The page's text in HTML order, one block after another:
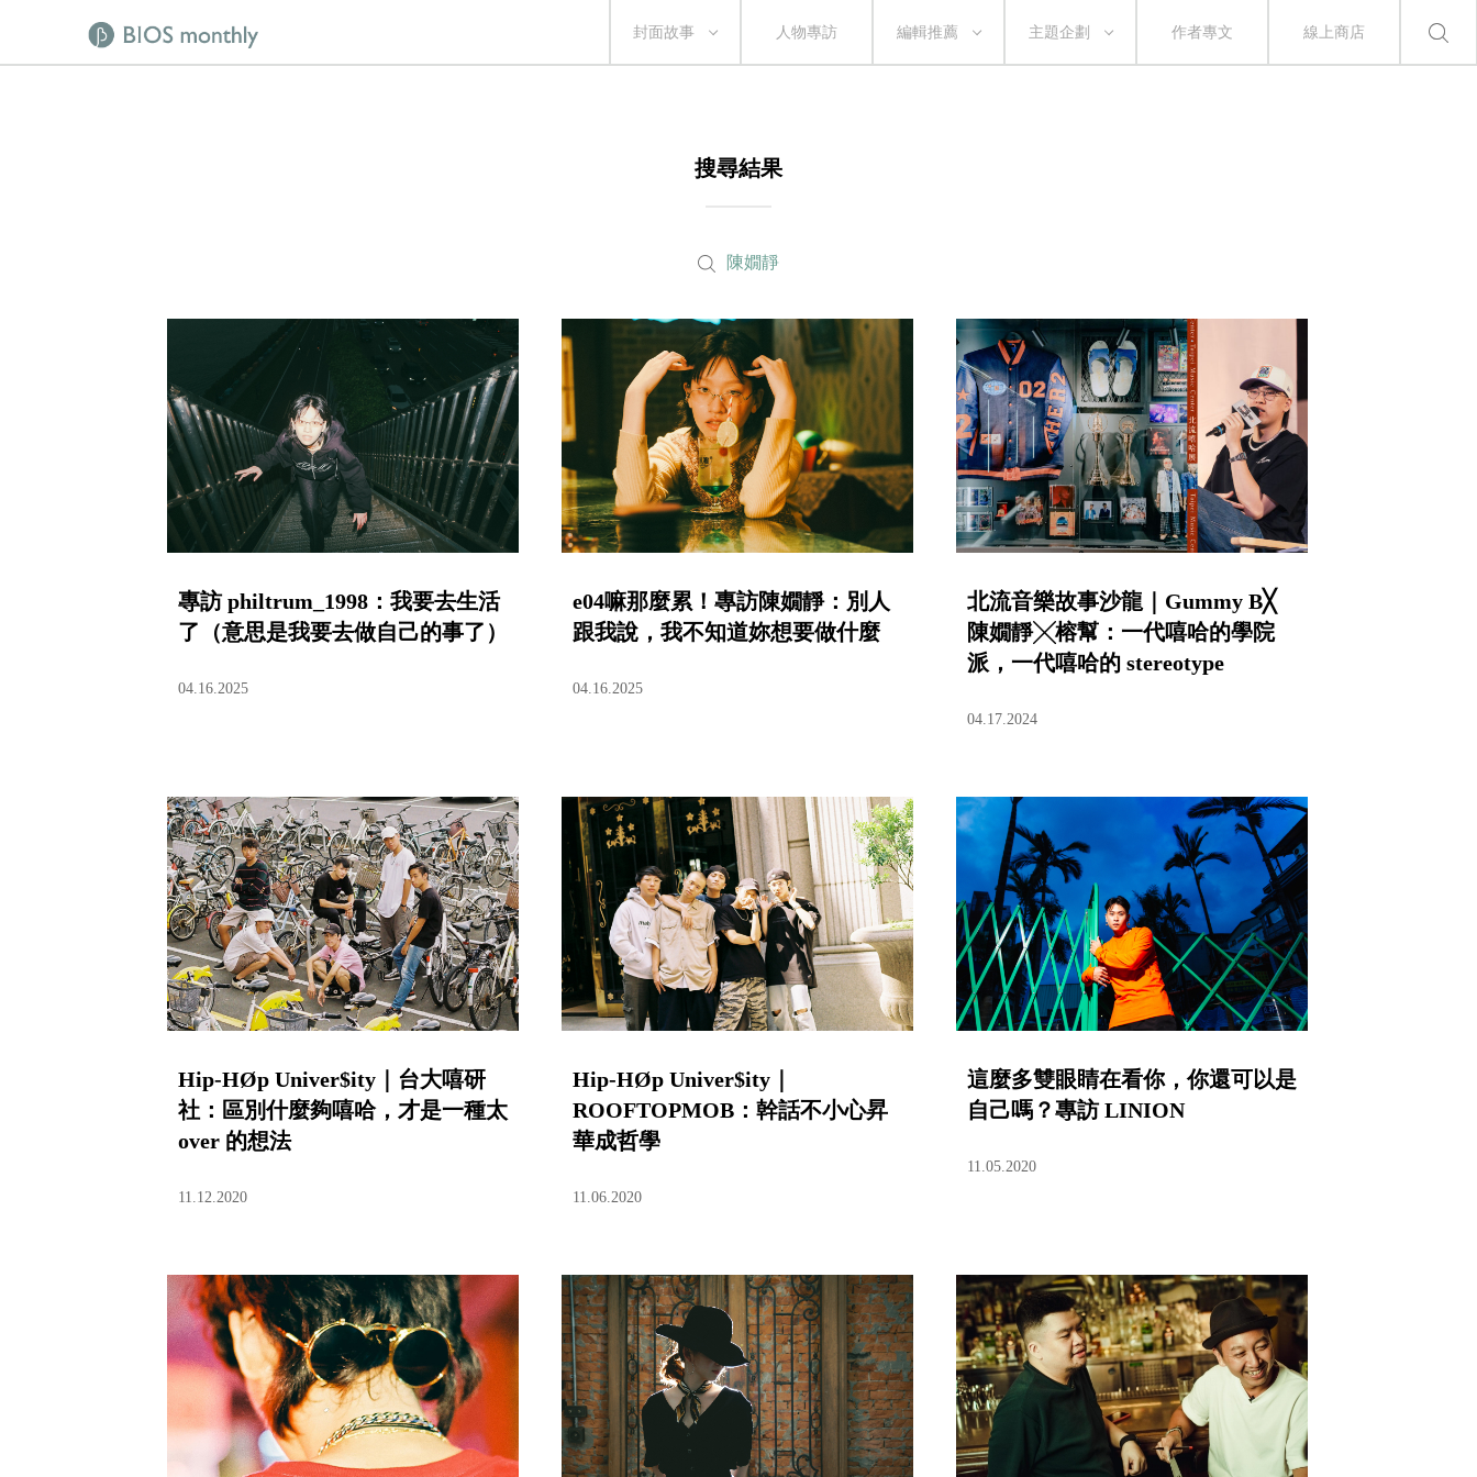
封面故事 人物專訪 編輯推薦 主題企劃 作者專文 線上商店
搜尋結果
陳嫺靜
專訪 philtrum_1998：我要去生活
了（意思是我要去做自己的事了）
04.16.2025
e04嘛那麼累！專訪陳嫺靜：別人
跟我說，我不知道妳想要做什麼
04.16.2025
北流音樂故事沙龍｜Gummy B╳
陳嫺靜╳榕幫：一代嘻哈的學院
派，一代嘻哈的 stereotype
04.17.2024
Hip-HØp Univer$ity｜台大嘻研
社：區別什麼夠嘻哈，才是一種太
over 的想法
11.12.2020
Hip-HØp Univer$ity｜
ROOFTOPMOB：幹話不小心昇
華成哲學
11.06.2020
這麼多雙眼睛在看你，你還可以是
自己嗎？專訪 LINION
11.05.2020